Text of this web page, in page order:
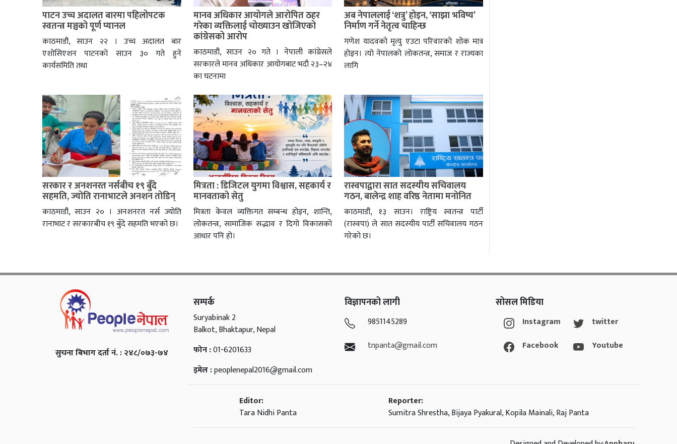
पाटन उच्च अदालत बारमा पहिलोपटक
स्वतन्त्र मञ्चको पूर्ण प्यानल
काठमाडौं, साउन २२ । उच्च अदालत बार
एशोसिएशन पाटनको साउन ३० गते हुने
कार्यसमिति तथा
मानव अधिकार आयोगले आरोपित ठहर
गरेका व्यक्तिलाई चोख्याउन खोजिएको
कांग्रेसको आरोप
काठमाडौं, साउन २० गते । नेपाली कांग्रेसले
सरकारले मानव अधिकार आयोगबाट भदौ २३–२४
का घटनामा
अब नेपाललाई ‘शत्रु’ होइन, ‘साझा भविष्य’
निर्माण गर्ने नेतृत्व चाहिन्छ
गणेश यादवको मृत्यु एउटा परिवारको शोक मात्र
होइन। त्यो नेपालको लोकतन्त्र, समाज र राज्यका
लागि
सरकार र अनशनरत नर्सबीच १९ बुँदे
सहमति, ज्योति रानाभाटले अनशन तोडिन्
काठमाडौं, साउन २० । अनशनरत नर्स ज्योति
रानाभाट र सरकारबीच १९ बुँदे सहमति भएको छ।
मित्रता : डिजिटल युगमा विश्वास, सहकार्य र
मानवताको सेतु
मित्रता केवल व्यक्तिगत सम्बन्ध होइन, शान्ति,
लोकतन्त्र, सामाजिक सद्भाव र दिगो विकासको
आधार पनि हो।
रास्वपाद्वारा सात सदस्यीय सचिवालय
गठन, बालेन्द्र शाह वरिष्ठ नेतामा मनोनित
काठमाडौं, १३ साउन। राष्ट्रिय स्वतन्त्र पार्टी
(रास्वपा) ले सात सदस्यीय पार्टी सचिवालय गठन
गरेको छ।
सुचना बिभाग दर्ता नं. : २४८/०७३-७४
सम्पर्क
Suryabinak 2
Balkot, Bhaktapur, Nepal
फोन :01-6201633
इमेल :peoplenepal2016@gmail.com
विज्ञापनको लागी
9851145289
tnpanta@gmail.com
सोसल मिडिया
Instagram
Facebook
twitter
Youtube
Editor:
Tara Nidhi Panta
Reporter:
Sumitra Shrestha, Bijaya Pyakural, Kopila Mainali, Raj Panta